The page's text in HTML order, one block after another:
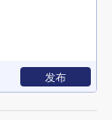
发布